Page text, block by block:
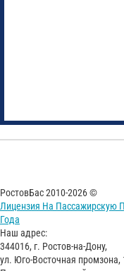
РостовБас 2010-2026 ©
Лицензия На Пассажирскую
Года
Наш адрес:
344016, г. Ростов-на-Дону,
ул. Юго-Восточная промзона,